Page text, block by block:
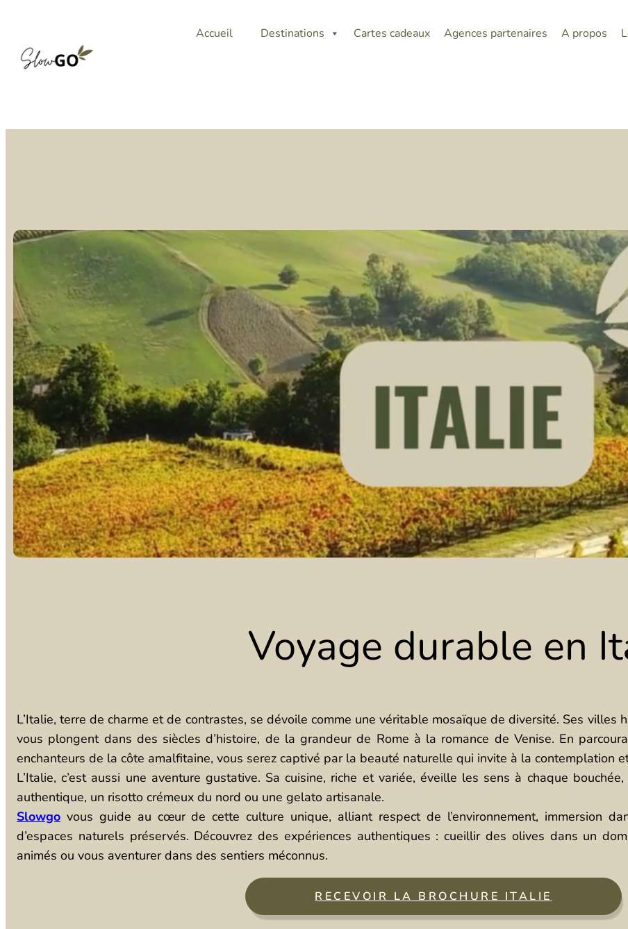
Accueil Destinations Cartes cadeaux Agences partenaires A propos
Voyage durable en
L’Italie, terre de charme et de contrastes, se dévoile comme une véritable mosaïque de diversité. Ses villes
vous plongent dans des siècles d’histoire, de la grandeur de Rome à la romance de Venise. En
enchanteurs de la côte amalfitaine, vous serez captivé par la beauté naturelle qui invite à la contemplation
L’Italie, c’est aussi une aventure gustative. Sa cuisine, riche et variée, éveille les sens à chaque
authentique, un risotto crémeux du nord ou une gelato artisanale.
Slowgo vous guide au cœur de cette culture unique, alliant respect de l’environnement, immersion
d’espaces naturels préservés. Découvrez des expériences authentiques : cueillir des olives dans un
animés ou vous aventurer dans des sentiers méconnus.
RECEVOIR LA BROCHURE ITALIE